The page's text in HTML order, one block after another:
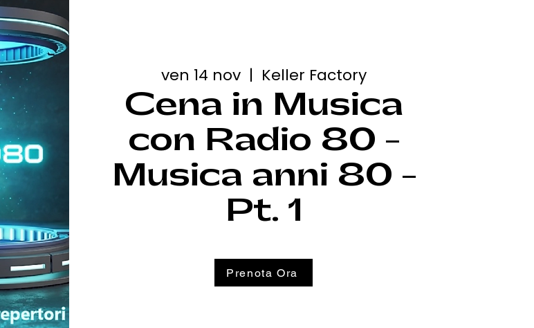
ven 14 nov
  |
Keller Factory
Cena in Musica
con Radio 80 -
Musica anni 80 -
Pt. 1
Prenota Ora